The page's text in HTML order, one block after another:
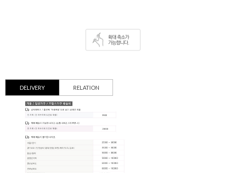
DELIVERY RELATION